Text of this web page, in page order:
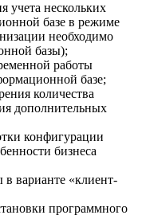
учета нескольких
базе в режиме
необходимо
базы);
работы
базе;
количества
дополнительных
конфигурации
бизнеса
в варианте «клиент-
программного